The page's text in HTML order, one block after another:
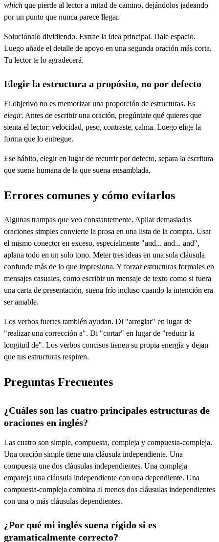
which que pierde al lector a mitad de camino, dejándolos jadeando
por un punto que nunca parece llegar.
Soluciónalo dividiendo. Extrae la idea principal. Dale espacio.
Luego añade el detalle de apoyo en una segunda oración más corta.
Tu lector te lo agradecerá.
Elegir la estructura a propósito, no por defecto
El objetivo no es memorizar una proporción de estructuras. Es
elegir. Antes de escribir una oración, pregúntate qué quieres que
sienta el lector: velocidad, peso, contraste, calma. Luego elige la
forma que lo entregue.
Ese hábito, elegir en lugar de recurrir por defecto, separa la escritura
que suena humana de la que suena ensamblada.
Errores comunes y cómo evitarlos
Algunas trampas que veo constantemente. Apilar demasiadas
oraciones simples convierte la prosa en una lista de la compra. Usar
el mismo conector en exceso, especialmente "and... and... and",
aplana todo en un solo tono. Meter tres ideas en una sola cláusula
confunde más de lo que impresiona. Y forzar estructuras formales en
mensajes casuales, como escribir un mensaje de texto como si fuera
una carta de presentación, suena frío incluso cuando la intención era
ser amable.
Los verbos fuertes también ayudan. Di "arreglar" en lugar de
"realizar una corrección a". Di "cortar" en lugar de "reducir la
longitud de". Los verbos concisos tienen su propia energía y dejan
que tus estructuras respiren.
Preguntas Frecuentes
¿Cuáles son las cuatro principales estructuras de
oraciones en inglés?
Las cuatro son simple, compuesta, compleja y compuesta-compleja.
Una oración simple tiene una cláusula independiente. Una
compuesta une dos cláusulas independientes. Una compleja
empareja una cláusula independiente con una dependiente. Una
compuesta-compleja combina al menos dos cláusulas independientes
con una o más cláusulas dependientes.
¿Por qué mi inglés suena rígido si es
gramaticalmente correcto?